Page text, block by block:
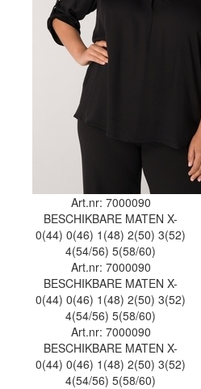
Art.nr: 7000090
BESCHIKBARE MATEN X-
0(44) 0(46) 1(48) 2(50) 3(52)
4(54/56) 5(58/60)
Art.nr: 7000090
BESCHIKBARE MATEN X-
0(44) 0(46) 1(48) 2(50) 3(52)
4(54/56) 5(58/60)
Art.nr: 7000090
BESCHIKBARE MATEN X-
0(44) 0(46) 1(48) 2(50) 3(52)
4(54/56) 5(58/60)